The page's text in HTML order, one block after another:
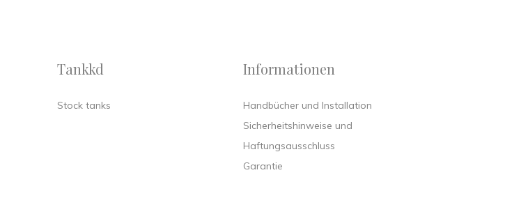
Tankkd
Stock tanks
Informationen
Handbücher und Installation
Sicherheitshinweise und
Haftungsausschluss
Garantie